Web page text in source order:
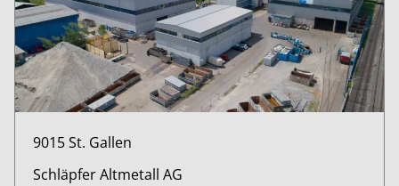
9015 St. Gallen
Schläpfer Altmetall AG